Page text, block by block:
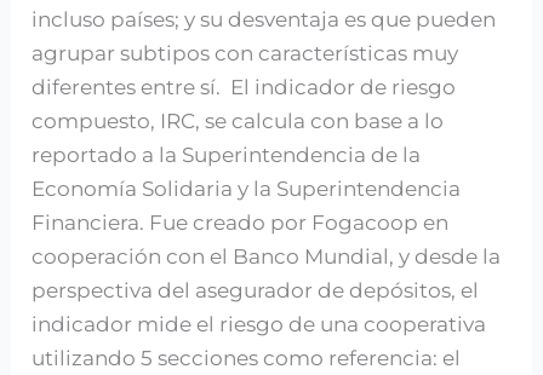
incluso países; y su desventaja es que pueden
agrupar subtipos con características muy
diferentes entre sí. El indicador de riesgo
compuesto, IRC, se calcula con base a lo
reportado a la Superintendencia de la
Economía Solidaria y la Superintendencia
Financiera. Fue creado por Fogacoop en
cooperación con el Banco Mundial, y desde la
perspectiva del asegurador de depósitos, el
indicador mide el riesgo de una cooperativa
utilizando 5 secciones como referencia: el